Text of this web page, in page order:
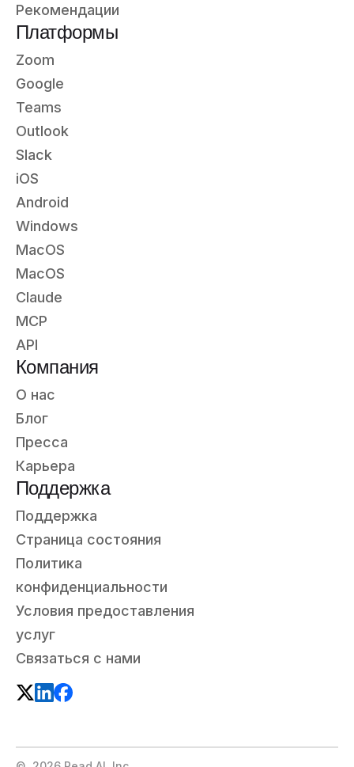
Рекомендации
Платформы
Zoom
Google
Teams
Outlook
Slack
iOS
Android
Windows
MacOS
MacOS
Claude
MCP
API
Компания
О нас
Блог
Пресса
Карьера
Поддержка
Поддержка
Страница состояния
Политика
конфиденциальности
Условия предоставления
услуг
Связаться с нами